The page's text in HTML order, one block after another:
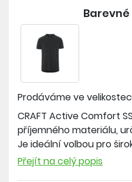
CRAFT Active Comfort
příjemného materiálu,
Je ideální volbou pro
každodenního cvičení až
Přejít na celý popis
Prodáváme ve